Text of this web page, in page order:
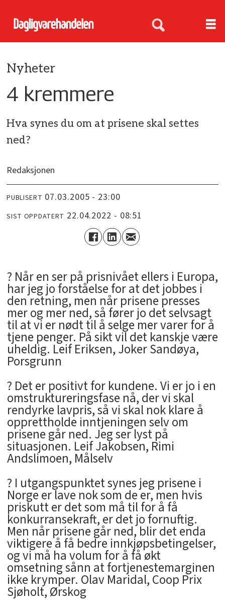
Nyheter
4 kremmere
Hva synes du om at prisene skal settes
ned?
Redaksjonen
PUBLISERT 07.03.2005 - 23:00
SIST OPPDATERT 22.04.2022 - 08:51
? Når en ser på prisnivået ellers i Europa,
har jeg jo forståelse for at det jobbes i
den retning, men når prisene presses
mer og mer ned, så fører jo det selvsagt
til at vi er nødt til å selge mer varer for å
tjene penger. På sikt vil det kanskje være
uheldig. Leif Eriksen, Joker Sandøya,
Porsgrunn
? Det er positivt for kundene. Vi er jo i en
omstruktureringsfase nå, der vi skal
rendyrke lavpris, så vi skal nok klare å
opprettholde inntjeningen selv om
prisene går ned. Jeg ser lyst på
situasjonen. Leif Jakobsen, Rimi
Andslimoen, Målselv
? I utgangspunktet synes jeg prisene i
Norge er lave nok som de er, men hvis
priskutt er det som må til for å få
konkurransekraft, er det jo fornuftig.
Men når prisene går ned, blir det enda
viktigere å få bedre innkjøpsbetingelser,
og vi må ha volum for å få økt
omsetning sånn at fortjenestemarginen
ikke krymper. Olav Maridal, Coop Prix
Sjøholt, Ørskog